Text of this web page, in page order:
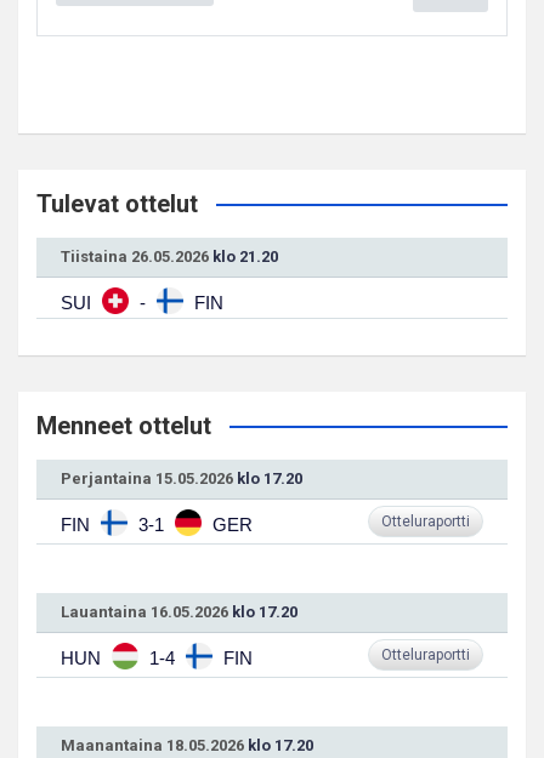
Tulevat ottelut
Tiistaina 26.05.2026 klo 21.20
SUI - FIN
Menneet ottelut
Perjantaina 15.05.2026 klo 17.20
FIN 3-1 GER Otteluraportti
Lauantaina 16.05.2026 klo 17.20
HUN 1-4 FIN Otteluraportti
Maanantaina 18.05.2026 klo 17.20